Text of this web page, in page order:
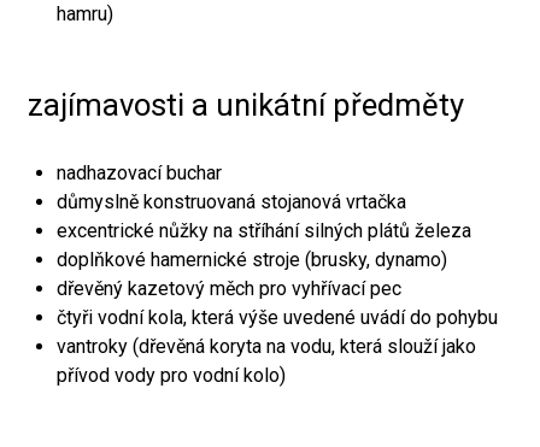
hamru)
zajímavosti a unikátní předměty
nadhazovací buchar
důmyslně konstruovaná stojanová vrtačka
excentrické nůžky na stříhání silných plátů železa
doplňkové hamernické stroje (brusky, dynamo)
dřevěný kazetový měch pro vyhřívací pec
čtyři vodní kola, která výše uvedené uvádí do pohybu
vantroky (dřevěná koryta na vodu, která slouží jako
přívod vody pro vodní kolo)